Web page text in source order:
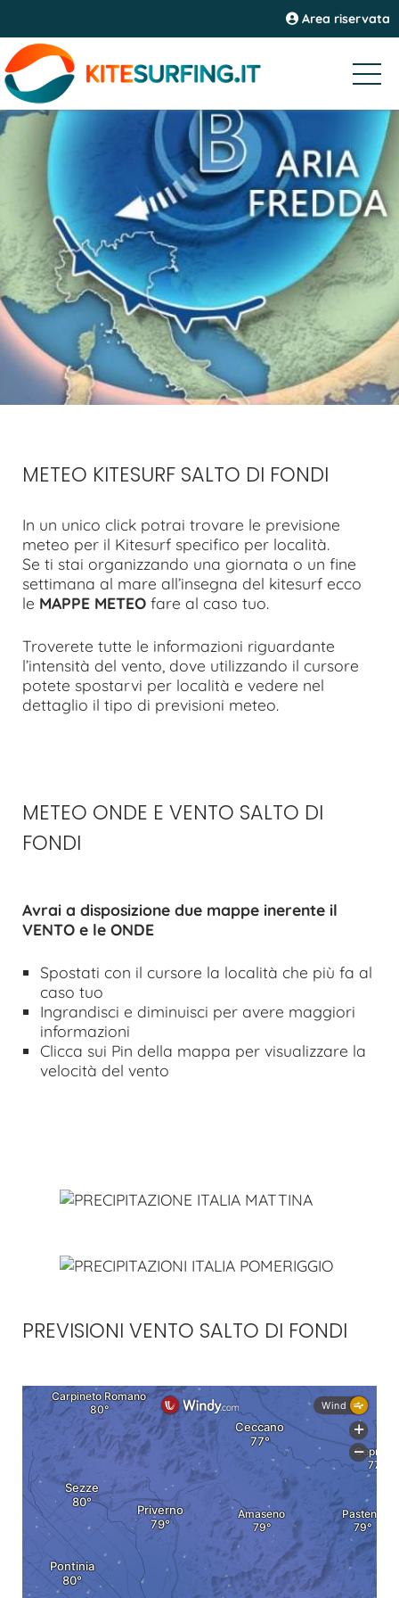
Area riservata
METEO KITESURF SALTO DI FONDI
In un unico click potrai trovare le previsione
meteo per il Kitesurf specifico per località.
Se ti stai organizzando una giornata o un fine
settimana al mare all’insegna del kitesurf ecco
le MAPPE METEO fare al caso tuo.
Troverete tutte le informazioni riguardante
l’intensità del vento, dove utilizzando il cursore
potete spostarvi per località e vedere nel
dettaglio il tipo di previsioni meteo.
METEO ONDE E VENTO SALTO DI
FONDI
Avrai a disposizione due mappe inerente il
VENTO e le ONDE
Spostati con il cursore la località che più fa al
caso tuo
Ingrandisci e diminuisci per avere maggiori
informazioni
Clicca sui Pin della mappa per visualizzare la
velocità del vento
PREVISIONI VENTO SALTO DI FONDI